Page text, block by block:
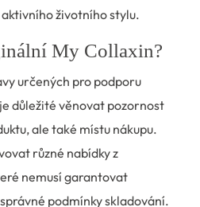
životního stylu.
My Collaxin?
určených pro podporu
důležité věnovat pozornost
ale také místu nákupu.
různé nabídky z
nemusí garantovat
podmínky skladování.